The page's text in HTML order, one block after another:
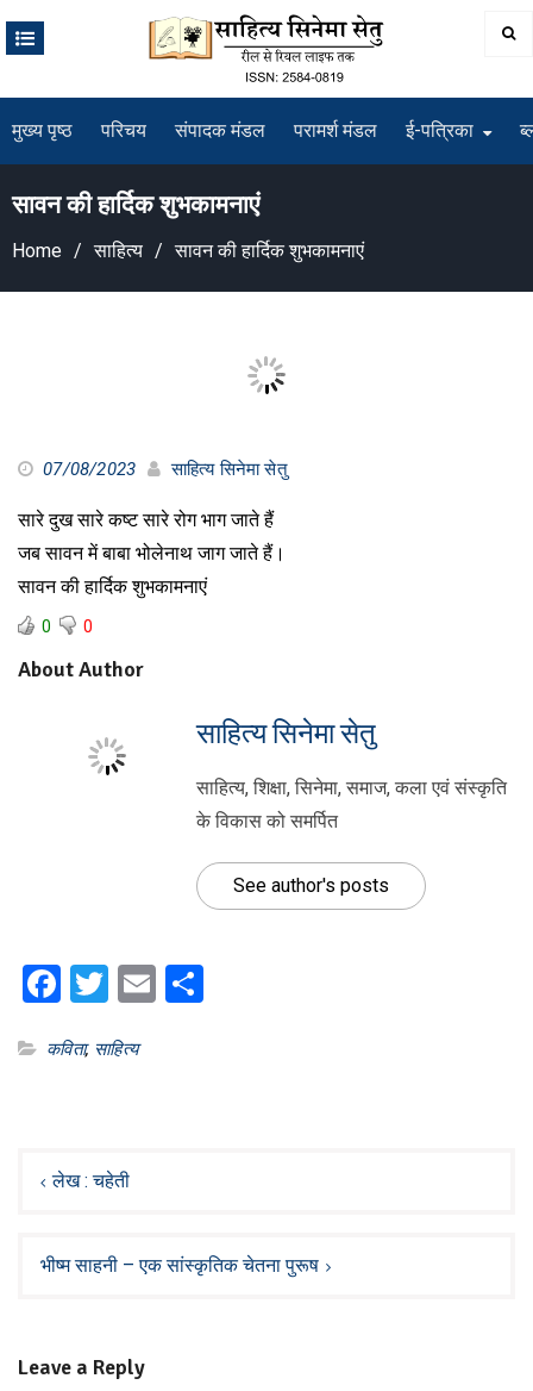
मुख्य पृष्ठ परिचय संपादक मंडल परामर्श मंडल ई-पत्रिका
सावन की हार्दिक शुभकामनाएं
Home साहित्य सावन की हार्दिक शुभकामनाएं
07/08/2023 साहित्य सिनेमा सेतु
सारे दुख सारे कष्ट सारे रोग भाग जाते हैं
जब सावन में बाबा भोलेनाथ जाग जाते हैं।
सावन की हार्दिक शुभकामनाएं
0 0
About Author
साहित्य सिनेमा सेतु
साहित्य, शिक्षा, सिनेमा, समाज, कला एवं संस्कृति
के विकास को समर्पित
See author's posts
Facebook
Twitter
Email
कविता, साहित्य
navigation
लेख : चहेती
भी‍ष्म साहनी – एक सांस्कृतिक चेतना पुरू‍ष
Leave a Reply